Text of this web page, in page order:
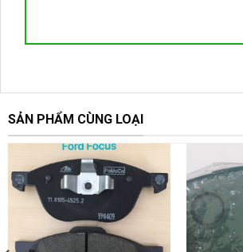
SẢN PHẨM CÙNG LOẠI